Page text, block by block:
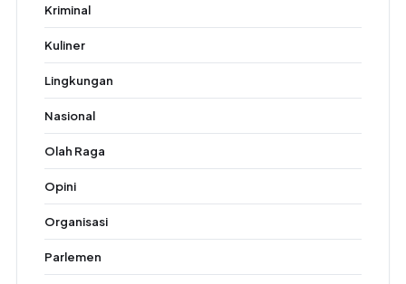
Kriminal
Kuliner
Lingkungan
Nasional
Olah Raga
Opini
Organisasi
Parlemen